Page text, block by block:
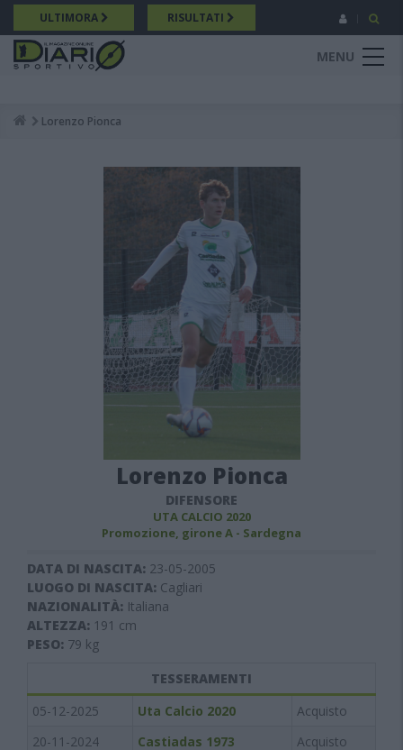
Salta
al
contenuto
principale
ULTIMORA RISULTATI
MENU
Breadcrumb
Lorenzo Pionca
Lorenzo Pionca
DIFENSORE
UTA CALCIO 2020
Promozione, girone A - Sardegna
DATA DI NASCITA: 23-05-2005
LUOGO DI NASCITA: Cagliari
NAZIONALITÀ: Italiana
ALTEZZA: 191 cm
PESO: 79 kg
TESSERAMENTI
05-12-2025
Uta Calcio 2020
Acquisto
20-11-2024
Castiadas 1973
Acquisto